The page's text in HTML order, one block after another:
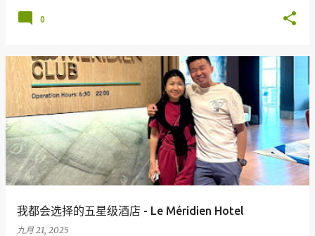
0
我都会选择的五星级酒店 - Le Méridien Hotel
九月 21, 2025